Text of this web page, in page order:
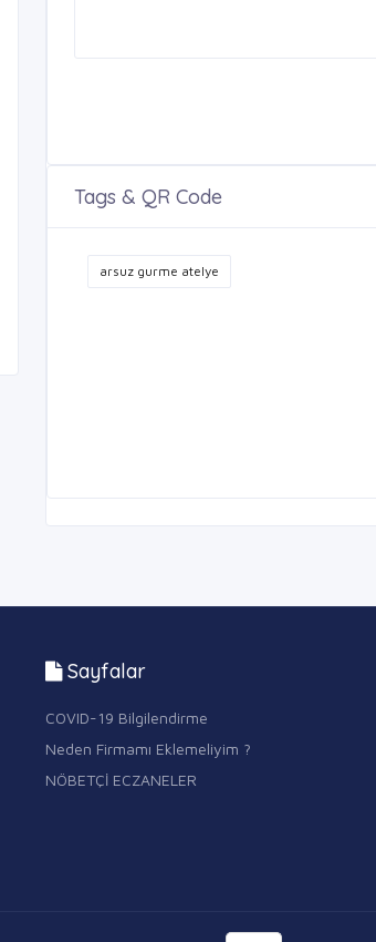
Tags & QR Code
arsuz gurme atelye
Sayfalar
COVID-19 Bilgilendirme
Neden Firmamı Eklemeliyim ?
NÖBETÇİ ECZANELER